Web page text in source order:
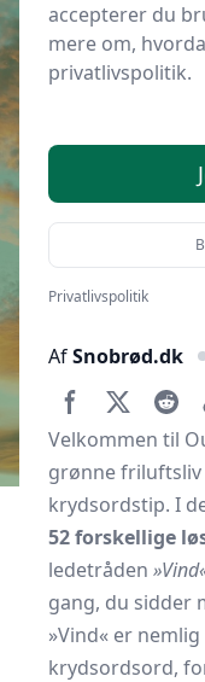
Udgivet iHjælp til
Vind Krydsord
AfSnobrød.dk
Velkommen til
grønne
krydsordstip. I
52 forskellige
ledetråden
gang, du sidder
»Vind« er
krydsordsord,
accepterer du
mere om,
privatlivspolitik.
Privatlivspolitik